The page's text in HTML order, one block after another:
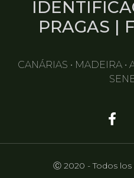
PRAGAS |
CANÁRIAS • MADEIRA •
Ⓒ 2020 - Todos los